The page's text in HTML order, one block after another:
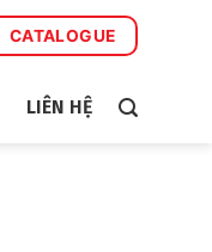
CATALOGUE
LIÊN HỆ